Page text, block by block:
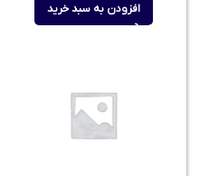
افزودن به سبد خرید